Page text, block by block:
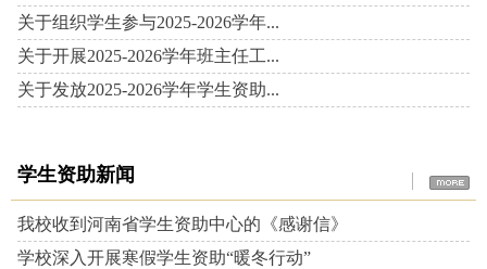
关于组织学生参与2025-2026学年...
关于开展2025-2026学年班主任工...
关于发放2025-2026学年学生资助...
学生资助新闻
我校收到河南省学生资助中心的《感谢信》
学校深入开展寒假学生资助“暖冬行动”